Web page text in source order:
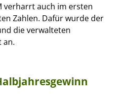
verharrt auch im ersten
Zahlen. Dafür wurde der
die verwalteten
an.